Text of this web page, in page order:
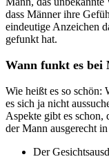
dass Männer ihre
eindeutige Anzeichen
gefunkt hat.
Wann funkt es bei
Wie heißt es so
es sich ja nicht
Aspekte gibt es schon,
der Mann ausgerecht
Der